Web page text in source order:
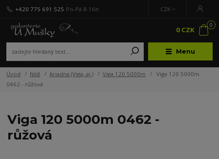
Menu
CZK
+420 775 691 525 Po-Pá 8-16h
0
0 CZK
Úvod Nitě Ariadna (Viga, aj.) Viga 120 5000m
Viga 120 5000m
0462 - růžová
Viga 120 5000m 0462 -
růžová